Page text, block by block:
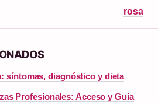
rosa
síntomas, diagnóstico y dieta
Profesionales: Acceso y Guía